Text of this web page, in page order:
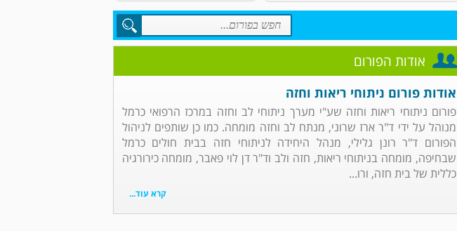
אודות הפורום
אודות פורום ניתוחי ריאות וחזה
פורום ניתוחי ריאות וחזה שע"י מערך ניתוחי לב וחזה במרכז הרפואי כרמל
מנוהל על ידי ד"ר ארז שרוני, מנתח לב וחזה מומחה. כמו כן שותפים לניהול
הפורום ד"ר רונן גלילי, מנהל היחידה לניתוחי חזה בבית חולים כרמל
שבחיפה, מומחה בניתוחי ריאות, חזה ולב וד"ר דן לוי פאבר, מומחה כירורגיה
כללית של בית חזה, ורו...
קרא עוד...